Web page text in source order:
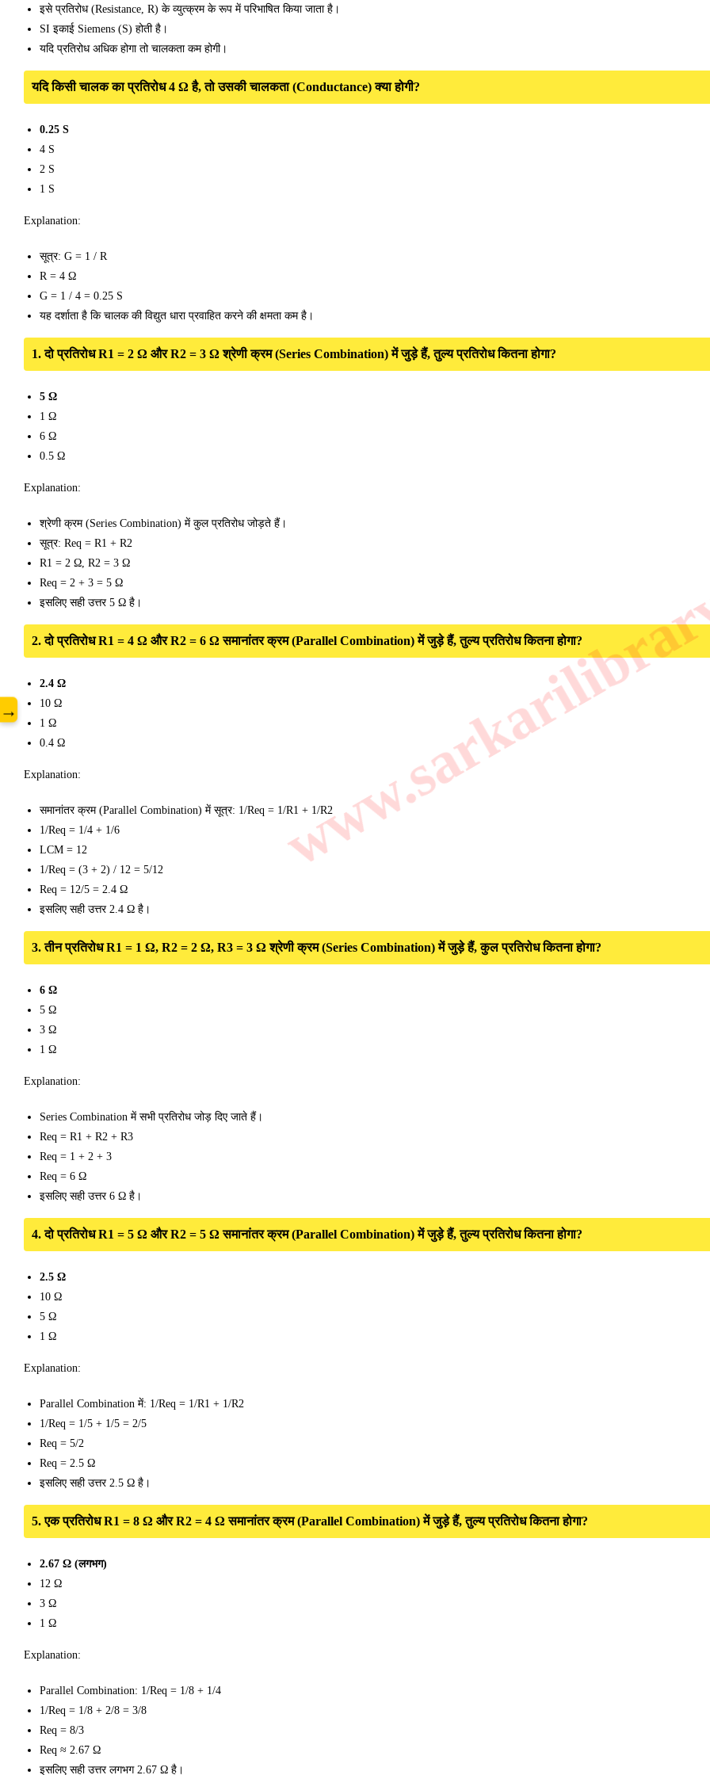
इसे प्रतिरोध (Resistance, R) के व्युत्क्रम के रूप में परिभाषित किया जाता है।
SI इकाई Siemens (S) होती है।
यदि प्रतिरोध अधिक होगा तो चालकता कम होगी।
यदि किसी चालक का प्रतिरोध 4 Ω है, तो उसकी चालकता (Conductance) क्या होगी?
0.25 S
4 S
2 S
1 S
Explanation:
सूत्र: G = 1 / R
R = 4 Ω
G = 1 / 4 = 0.25 S
यह दर्शाता है कि चालक की विद्युत धारा प्रवाहित करने की क्षमता कम है।
1. दो प्रतिरोध R1 = 2 Ω और R2 = 3 Ω श्रेणी क्रम (Series Combination) में जुड़े हैं, तुल्य प्रतिरोध कितना होगा?
5 Ω
1 Ω
6 Ω
0.5 Ω
Explanation:
श्रेणी क्रम (Series Combination) में कुल प्रतिरोध जोड़ते हैं।
सूत्र: Req = R1 + R2
R1 = 2 Ω, R2 = 3 Ω
Req = 2 + 3 = 5 Ω
इसलिए सही उत्तर 5 Ω है।
2. दो प्रतिरोध R1 = 4 Ω और R2 = 6 Ω समानांतर क्रम (Parallel Combination) में जुड़े हैं, तुल्य प्रतिरोध कितना होगा?
2.4 Ω
10 Ω
1 Ω
0.4 Ω
Explanation:
समानांतर क्रम (Parallel Combination) में सूत्र: 1/Req = 1/R1 + 1/R2
1/Req = 1/4 + 1/6
LCM = 12
1/Req = (3 + 2) / 12 = 5/12
Req = 12/5 = 2.4 Ω
इसलिए सही उत्तर 2.4 Ω है।
3. तीन प्रतिरोध R1 = 1 Ω, R2 = 2 Ω, R3 = 3 Ω श्रेणी क्रम (Series Combination) में जुड़े हैं, कुल प्रतिरोध कितना होगा?
6 Ω
5 Ω
3 Ω
1 Ω
Explanation:
Series Combination में सभी प्रतिरोध जोड़ दिए जाते हैं।
Req = R1 + R2 + R3
Req = 1 + 2 + 3
Req = 6 Ω
इसलिए सही उत्तर 6 Ω है।
4. दो प्रतिरोध R1 = 5 Ω और R2 = 5 Ω समानांतर क्रम (Parallel Combination) में जुड़े हैं, तुल्य प्रतिरोध कितना होगा?
2.5 Ω
10 Ω
5 Ω
1 Ω
Explanation:
Parallel Combination में: 1/Req = 1/R1 + 1/R2
1/Req = 1/5 + 1/5 = 2/5
Req = 5/2
Req = 2.5 Ω
इसलिए सही उत्तर 2.5 Ω है।
5. एक प्रतिरोध R1 = 8 Ω और R2 = 4 Ω समानांतर क्रम (Parallel Combination) में जुड़े हैं, तुल्य प्रतिरोध कितना होगा?
2.67 Ω (लगभग)
12 Ω
3 Ω
1 Ω
Explanation:
Parallel Combination: 1/Req = 1/8 + 1/4
1/Req = 1/8 + 2/8 = 3/8
Req = 8/3
Req ≈ 2.67 Ω
इसलिए सही उत्तर लगभग 2.67 Ω है।
→